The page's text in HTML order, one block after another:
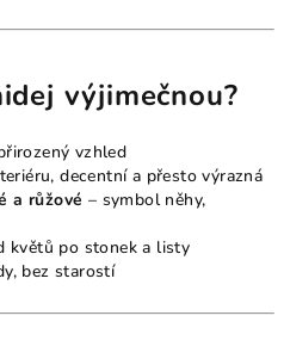
výjimečnou?
vzhled
decentní a přesto výrazná
a růžové – symbol něhy,
květů po stonek a listy
bez starostí